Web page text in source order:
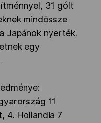
31 gólt
mindössze
Japánok nyerték,
egy
11
4. Hollandia 7